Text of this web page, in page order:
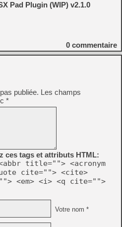
Pad Plugin (WIP) v2.1.0
0 commentaire
publiée. Les champs
*
ces tags et attributs HTML:
title=""> <acronym
cite=""> <cite>
<em> <i> <q cite="">
Votre nom *